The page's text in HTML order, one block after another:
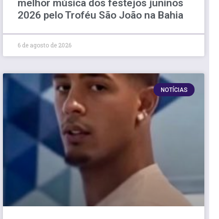
melhor música dos festejos juninos
2026 pelo Troféu São João na Bahia
6 de agosto de 2026
NOTÍCIAS